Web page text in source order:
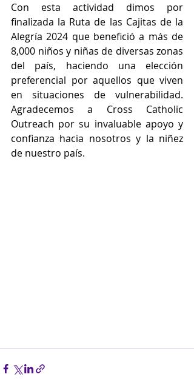
Con esta actividad dimos por
finalizada la Ruta de las Cajitas de la
Alegría 2024 que benefició a más de
8,000 niños y niñas de diversas zonas
del país, haciendo una elección
preferencial por aquellos que viven
en situaciones de vulnerabilidad.
Agradecemos a Cross Catholic
Outreach por su invaluable apoyo y
confianza hacia nosotros y la niñez
de nuestro país.